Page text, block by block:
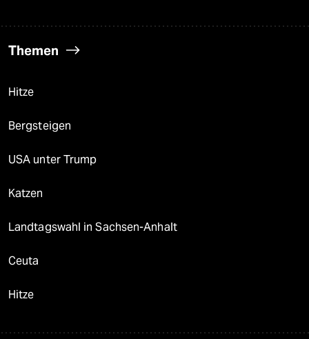
Themen
Hitze
Bergsteigen
USA unter Trump
Katzen
Landtagswahl in Sachsen-Anhalt
Ceuta
Hitze